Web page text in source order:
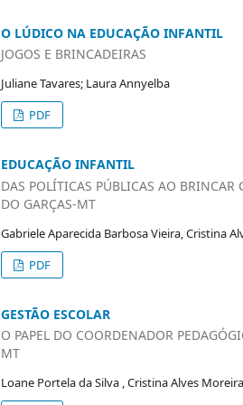
O LÚDICO NA EDUCAÇÃO INFANTIL
JOGOS E BRINCADEIRAS
Juliane Tavares; Laura Annyelba
PDF
EDUCAÇÃO INFANTIL
DAS POLÍTICAS PÚBLICAS AO
DO GARÇAS-MT
Gabriele Aparecida Barbosa Vieira, Cristina
PDF
GESTÃO ESCOLAR
O PAPEL DO COORDENADOR
MT
Loane Portela da Silva , Cristina Alves